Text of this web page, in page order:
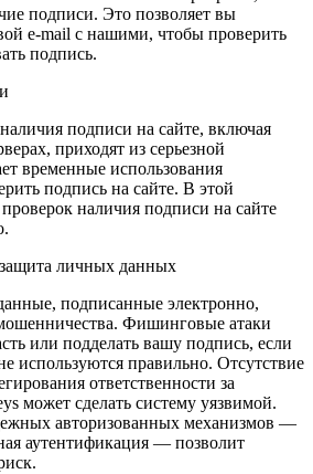
подписи. Это позволяет вы
e-mail с нашими, чтобы проверить
подпись.
подписи на сайте, включая
приходят из серьезной
временные использования
подпись на сайте. В этой
наличия подписи на сайте
личных данных
подписанные электронно,
Фишинговые атаки
или подделать вашу подпись, если
используются правильно. Отсутствие
ответственности за
может сделать систему уязвимой.
авторизованных механизмов —
аутентификация — позволит